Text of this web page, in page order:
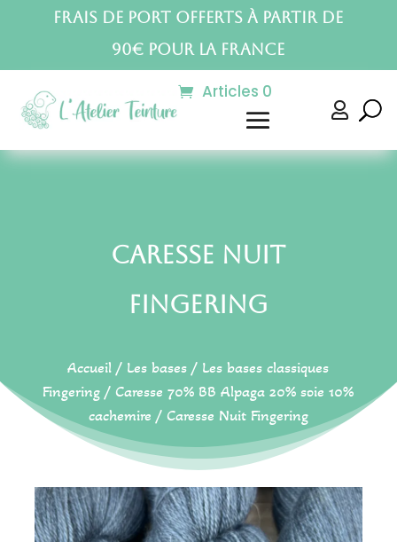
Frais de port offerts à partir de
90€ pour la France
Articles 0

Caresse Nuit
Fingering
Accueil / Les bases / Les bases classiques
Fingering / Caresse 70% BB Alpaga 20% soie 10%
cachemire / Caresse Nuit Fingering